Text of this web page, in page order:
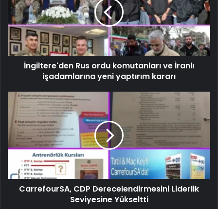
İngiltere'den Rus ordu komutanları ve İranlı
işadamlarına yeni yaptırım kararı
CarrefourSA, CDP Derecelendirmesini Liderlik
Seviyesine Yükseltti